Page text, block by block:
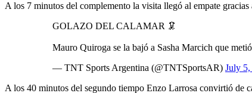
A los 7 minutos del complemento la visita llegó al empate
GOLAZO DEL CALAMAR 🦑
Mauro Quiroga se la bajó a Sasha Marcich que
— TNT Sports Argentina (@TNTSportsAR) July
A los 40 minutos del segundo tiempo Enzo Larrosa convirtió de